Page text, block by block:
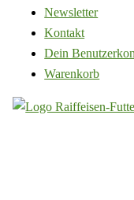
Newsletter
Kontakt
Dein
Warenkorb